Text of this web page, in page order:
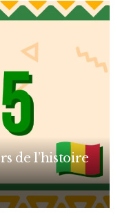
de l’histoire